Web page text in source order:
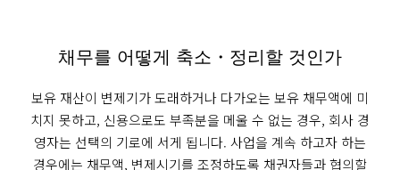
채무를 어떻게 축소・정리할 것인가
보유 재산이 변제기가 도래하거나 다가오는 보유 채무액에 미
치지 못하고, 신용으로도 부족분을 메울 수 없는 경우, 회사 경
영자는 선택의 기로에 서게 됩니다. 사업을 계속 하고자 하는
경우에는 채무액, 변제시기를 조정하도록 채권자들과 협의할